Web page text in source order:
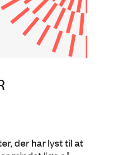
der har lyst til at